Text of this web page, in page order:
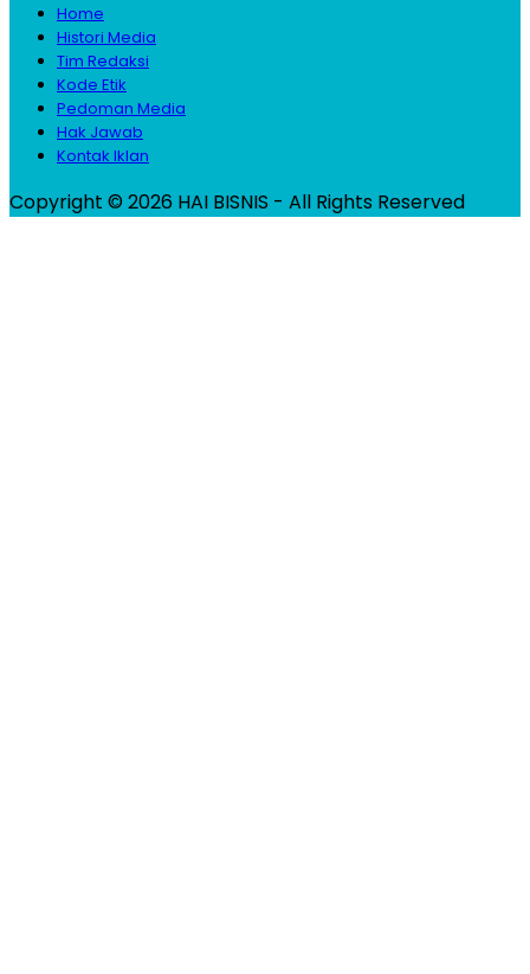
Home
Histori Media
Tim Redaksi
Kode Etik
Pedoman Media
Hak Jawab
Kontak Iklan
Copyright © 2026 HAI BISNIS - All Rights Reserved